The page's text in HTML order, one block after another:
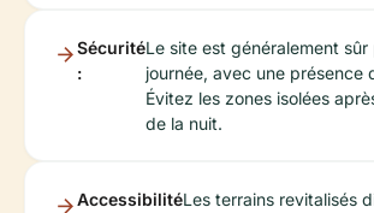
Sécurité
:
Le site est généralement sûr
journée, avec une présence
Évitez les zones isolées
de la nuit.
AccessibilitéLes terrains revitalisés